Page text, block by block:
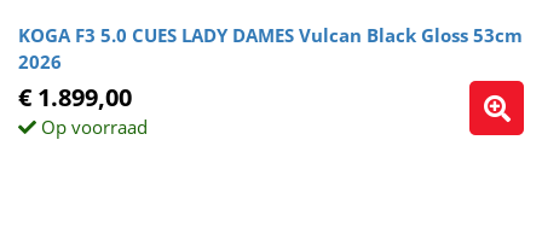
KOGA F3 5.0 CUES LADY DAMES Vulcan Black Gloss 53cm
2026
€ 1.899,00
Op voorraad